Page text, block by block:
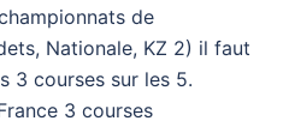
de
Nationale, KZ 2) il faut
3 courses sur les 5.
3 courses